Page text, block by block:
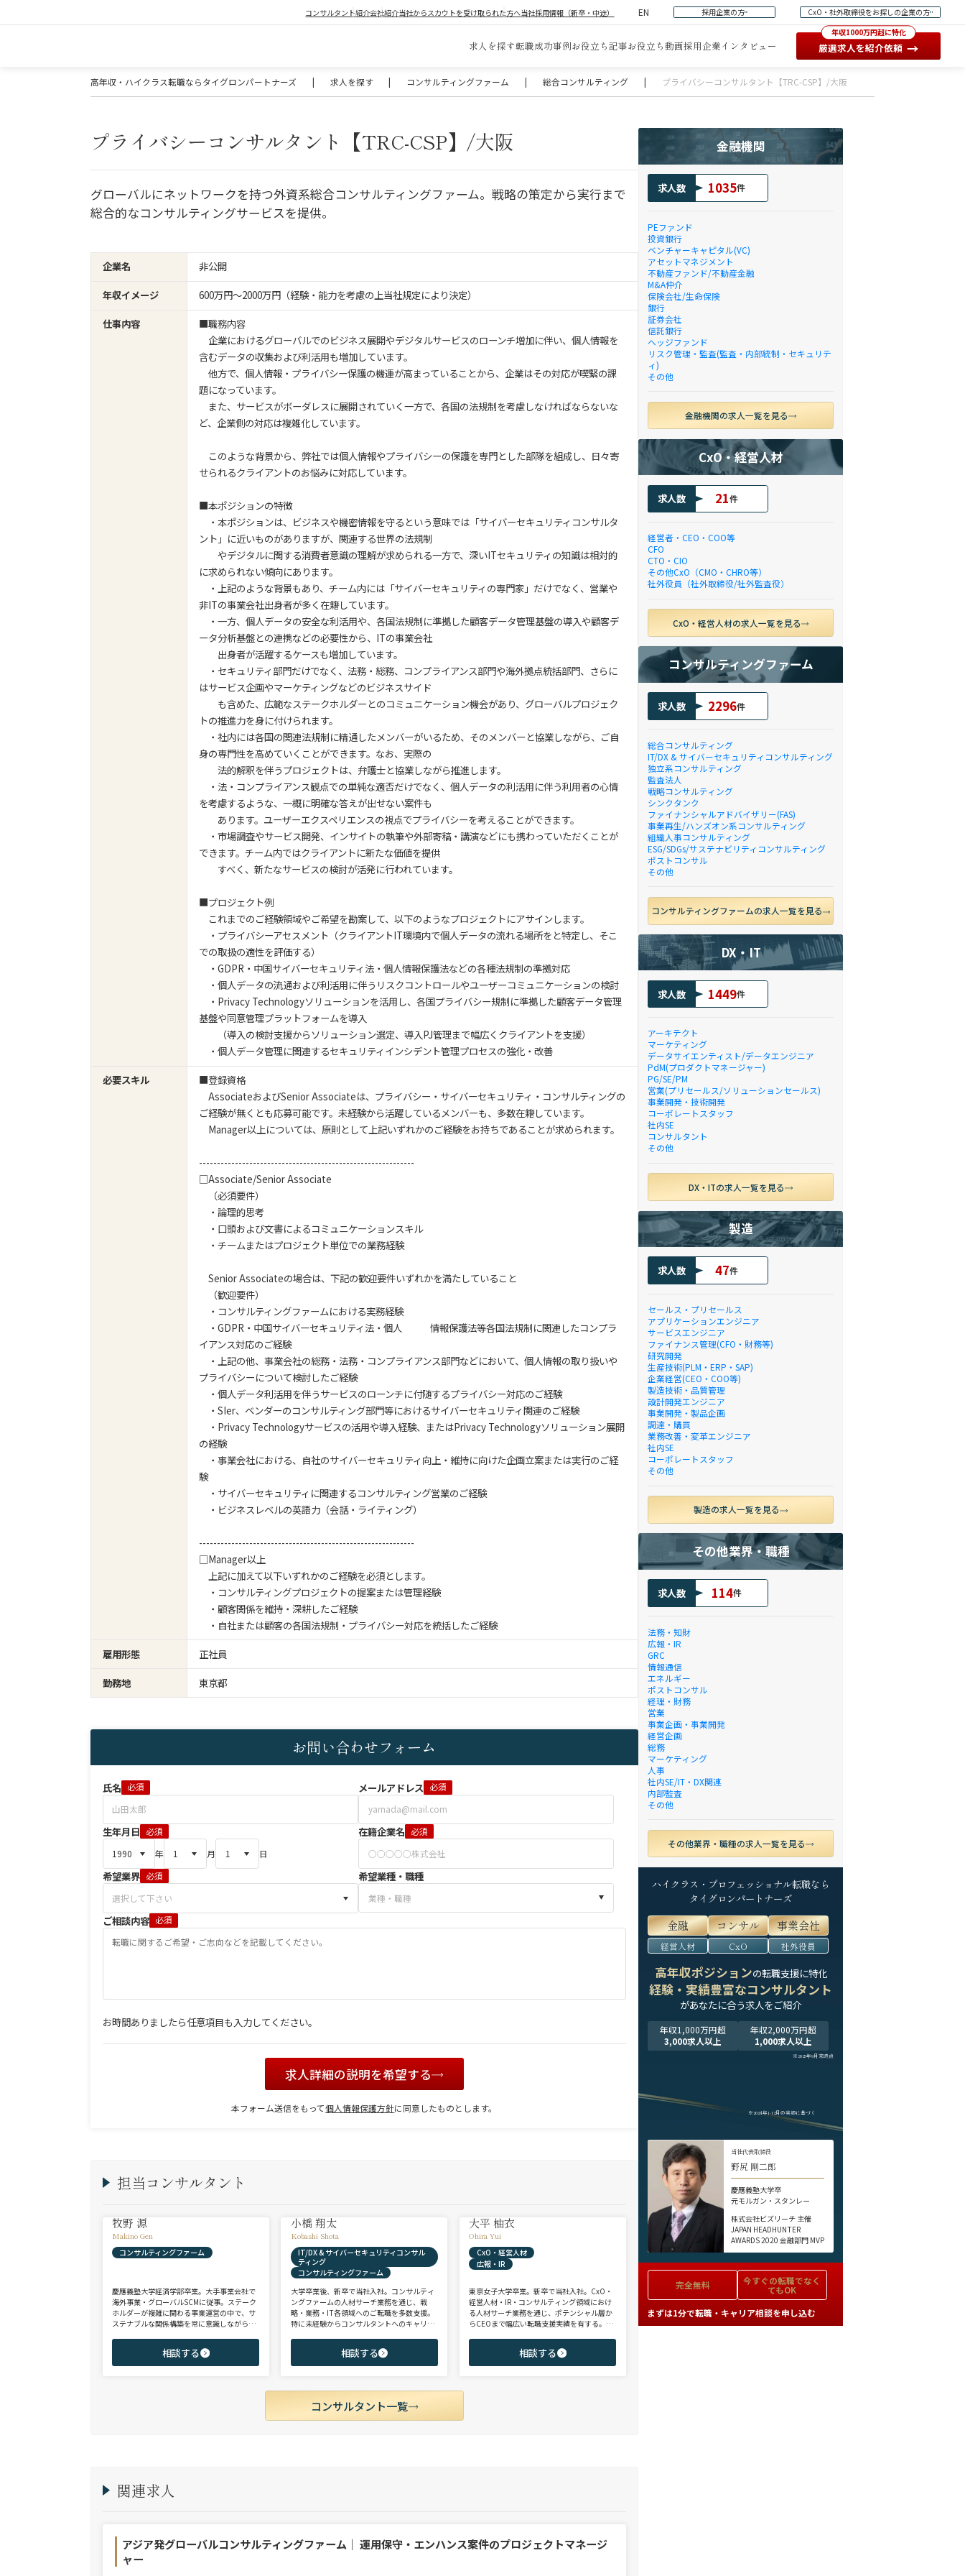
コンサルタント紹介会社紹介当社からスカウトを受け取られた方へ当社採用情報（新卒・中途） EN 採用企業の方 CxO・社外取締役をお探しの企業の方
求人を探す転職成功事例お役立ち記事お役立ち動画採用企業インタビュー
年収1000万円超に特化
厳選求人を紹介依頼 →
高年収・ハイクラス転職ならタイグロンパートナーズ | 求人を探す | コンサルティングファーム | 総合コンサルティング | プライバシーコンサルタント【TRC-CSP】/大阪
プライバシーコンサルタント【TRC-CSP】/大阪
グローバルにネットワークを持つ外資系総合コンサルティングファーム。戦略の策定から実行まで
総合的なコンサルティングサービスを提供。
企業名
非公開
年収イメージ
600万円〜2000万円（経験・能力を考慮の上当社規定により決定）
仕事内容
■職務内容
企業におけるグローバルでのビジネス展開やデジタルサービスのローンチ増加に伴い、個人情報を
含むデータの収集および利活用も増加しています。
他方で、個人情報・プライバシー保護の機運が高まっていることから、企業はその対応が喫緊の課
題になっています。
また、サービスがボーダレスに展開されていく一方で、各国の法規制を考慮しなければならないな
ど、企業側の対応は複雑化しています。
このような背景から、弊社では個人情報やプライバシーの保護を専門とした部隊を組成し、日々寄
せられるクライアントのお悩みに対応しています。
■本ポジションの特徴
・本ポジションは、ビジネスや機密情報を守るという意味では「サイバーセキュリティコンサルタ
ント」に近いものがありますが、関連する世界の法規制
やデジタルに関する消費者意識の理解が求められる一方で、深いITセキュリティの知識は相対的
に求められない傾向にあります。
・上記のような背景もあり、チーム内には「サイバーセキュリティの専門家」だけでなく、営業や
非ITの事業会社出身者が多く在籍しています。
・一方、個人データの安全な利活用や、各国法規制に準拠した顧客データ管理基盤の導入や顧客デ
ータ分析基盤との連携などの必要性から、ITの事業会社
出身者が活躍するケースも増加しています。
・セキュリティ部門だけでなく、法務・総務、コンプライアンス部門や海外拠点統括部門、さらに
はサービス企画やマーケティングなどのビジネスサイド
も含めた、広範なステークホルダーとのコミュニケーション機会があり、グローバルプロジェク
トの推進力を身に付けられます。
・社内には各国の関連法規制に精通したメンバーがいるため、そのメンバーと協業しながら、ご自
身の専門性を高めていくことができます。なお、実際の
法的解釈を伴うプロジェクトは、弁護士と協業しながら推進します。
・法・コンプライアンス観点での単純な適否だけでなく、個人データの利活用に伴う利用者の心情
を考慮するような、一概に明確な答えが出せない案件も
あります。ユーザーエクスペリエンスの視点でプライバシーを考えることができます。
・市場調査やサービス開発、インサイトの執筆や外部寄稿・講演などにも携わっていただくことが
できます。チーム内ではクライアントに新たな価値を提供
すべく、新たなサービスの検討が活発に行われています。
■プロジェクト例
これまでのご経験領域やご希望を勘案して、以下のようなプロジェクトにアサインします。
・プライバシーアセスメント（クライアントIT環境内で個人データの流れる場所をと特定し、そこ
での取扱の適性を評価する）
・GDPR・中国サイバーセキュリティ法・個人情報保護法などの各種法規制の準拠対応
・個人データの流通および利活用に伴うリスクコントロールやユーザーコミュニケーションの検討
・Privacy Technologyソリューションを活用し、各国プライバシー規制に準拠した顧客データ管理
基盤や同意管理プラットフォームを導入
（導入の検討支援からソリューション選定、導入PJ管理まで幅広くクライアントを支援）
・個人データ管理に関連するセキュリティインシデント管理プロセスの強化・改善
必要スキル
■登録資格
AssociateおよびSenior Associateは、プライバシー・サイバーセキュリティ・コンサルティングの
ご経験が無くとも応募可能です。未経験から活躍しているメンバーも、多数在籍しています。
Manager以上については、原則として上記いずれかのご経験をお持ちであることが求められます。
------------------------------------------------------------
□Associate/Senior Associate
（必須要件）
・論理的思考
・口頭および文書によるコミュニケーションスキル
・チームまたはプロジェクト単位での業務経験
Senior Associateの場合は、下記の歓迎要件いずれかを満たしていること
（歓迎要件）
・コンサルティングファームにおける実務経験
・GDPR・中国サイバーセキュリティ法・個人 情報保護法等各国法規制に関連したコンプラ
イアンス対応のご経験
・上記の他、事業会社の総務・法務・コンプライアンス部門などにおいて、個人情報の取り扱いや
プライバシーについて検討したご経験
・個人データ利活用を伴うサービスのローンチに付随するプライバシー対応のご経験
・SIer、ベンダーのコンサルティング部門等におけるサイバーセキュリティ関連のご経験
・Privacy Technologyサービスの活用や導入経験、またはPrivacy Technologyソリューション展開
の経験
・事業会社における、自社のサイバーセキュリティ向上・維持に向けた企画立案または実行のご経
験
・サイバーセキュリティに関連するコンサルティング営業のご経験
・ビジネスレベルの英語力（会話・ライティング）
------------------------------------------------------------
□Manager以上
上記に加えて以下いずれかのご経験を必須とします。
・コンサルティングプロジェクトの提案または管理経験
・顧客関係を維持・深耕したご経験
・自社または顧客の各国法規制・プライバシー対応を統括したご経験
雇用形態
正社員
勤務地
東京都
お問い合わせフォーム
氏名 必須 メールアドレス 必須
生年月日 必須
年
月 日
在籍企業名 必須
希望業界 必須 希望業種・職種
ご相談内容 必須
お時間ありましたら任意項目も入力してください。
求人詳細の説明を希望する
本フォーム送信をもって個人情報保護方針に同意したものとします。
担当コンサルタント
牧野 源
Makino Gen
コンサルティングファーム
慶應義塾大学経済学部卒業。大手事業会社で
海外事業・グローバルSCMに従事。ステーク
ホルダーが複雑に関わる事業運営の中で、サ
ステナブルな関係構築を常に意識しながら意
商社、投資銀行、大手事業会社を始めとする
幅広い領域で、若手～エグゼクティブまでご
相談する
小橋 翔太
Kobashi Shota
IT/DX & サイバーセキュリティコンサル
ティング
コンサルティングファーム
大学卒業後、新卒で当社入社。コンサルティ
ングファームの人材サーチ業務を通じ、戦
略・業務・IT各領域へのご転職を多数支援。
特に未経験からコンサルタントへのキャリア
ご志向と市場動向を踏まえ最適なキャリアを
ご提案させていただきます。
相談する
大平 柚衣
Ohira Yui
CxO・経営人材
広報・IR
東京女子大学卒業。新卒で当社入社。CxO・
経営人材・IR・コンサルティング領域におけ
る人材サーチ業務を通じ、ポテンシャル層か
らCEOまで幅広い転職支援実績を有する。コ
領域を中心に担当。未経験・ポテンシャル層
からミドル・ハイクラス層まで、年代・職階
相談する
コンサルタント一覧
関連求人
アジア発グローバルコンサルティングファーム｜ 運用保守・エンハンス案件のプロジェクトマネージ
ャー
金融機関
求人数 1035件
PEファンド
投資銀行
ベンチャーキャピタル(VC)
アセットマネジメント
不動産ファンド/不動産金融
M&A仲介
保険会社/生命保険
銀行
証券会社
信託銀行
ヘッジファンド
リスク管理・監査(監査・内部統制・セキュリテ
ィ)
その他
金融機関の求人一覧を見る
CxO・経営人材
求人数 21件
経営者・CEO・COO等
CFO
CTO・CIO
その他CxO（CMO・CHRO等）
社外役員（社外取締役/社外監査役）
CxO・経営人材の求人一覧を見る
コンサルティングファーム
求人数 2296件
総合コンサルティング
IT/DX & サイバーセキュリティコンサルティング
独立系コンサルティング
監査法人
戦略コンサルティング
シンクタンク
ファイナンシャルアドバイザリー(FAS)
事業再生/ハンズオン系コンサルティング
組織人事コンサルティング
ESG/SDGs/サステナビリティコンサルティング
ポストコンサル
その他
コンサルティングファームの求人一覧を見る
DX・IT
求人数 1449件
アーキテクト
マーケティング
データサイエンティスト/データエンジニア
PdM(プロダクトマネージャー)
PG/SE/PM
営業(プリセールス/ソリューションセールス)
事業開発・技術開発
コーポレートスタッフ
社内SE
コンサルタント
その他
DX・ITの求人一覧を見る
製造
求人数 47件
セールス・プリセールス
アプリケーションエンジニア
サービスエンジニア
ファイナンス管理(CFO・財務等)
研究開発
生産技術(PLM・ERP・SAP)
企業経営(CEO・COO等)
製造技術・品質管理
設計開発エンジニア
事業開発・製品企画
調達・購買
業務改善・変革エンジニア
社内SE
コーポレートスタッフ
その他
製造の求人一覧を見る
その他業界・職種
求人数 114件
法務・知財
広報・IR
GRC
情報通信
エネルギー
ポストコンサル
経理・財務
営業
事業企画・事業開発
経営企画
総務
マーケティング
人事
社内SE/IT・DX関連
内部監査
その他
その他業界・職種の求人一覧を見る
ハイクラス・プロフェッショナル転職なら
タイグロンパートナーズ
金融 コンサル 事業会社
経営人材 CxO 社外役員
高年収ポジションの転職支援に特化
経験・実績豊富なコンサルタント
があなたに合う求人をご紹介
年収1,000万円超
3,000求人以上
年収2,000万円超
1,000求人以上
※2025年9月末時点
※2024年1-12月の実績に基づく
当社代表取締役
野尻 剛二郎
慶應義塾大学卒
元モルガン・スタンレー
株式会社ビズリーチ 主催
JAPAN HEADHUNTER
AWARDS 2020 金融部門 MVP
完全無料 今すぐの転職でなく
てもOK
まずは1分で転職・キャリア相談を申し込む